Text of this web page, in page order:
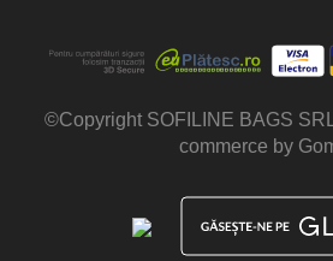
©Copyright SOFILINE BAGS
commerce by